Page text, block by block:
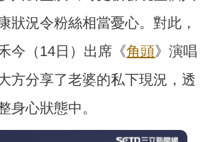
狀況令粉絲相當憂心。對此，
今（14日）出席《角頭》演唱
方分享了老婆的私下現況，透
身心狀態中。